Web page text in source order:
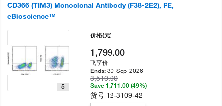
CD366 (TIM3) Monoclonal Antibody (F38-2E2), PE,
eBioscience™
5
价格(元)
1,799.00
飞享价
Ends:30-Sep-2026
3,510.00
Save 1,711.00 (49%)
货号 12-3109-42